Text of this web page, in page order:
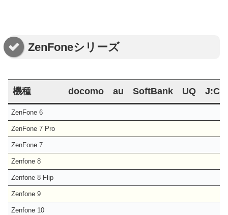
ZenFoneシリーズ
機種 docomo au SoftBank UQ
ZenFone 6
ZenFone 7 Pro
ZenFone 7
Zenfone 8
Zenfone 8 Flip
Zenfone 9
Zenfone 10